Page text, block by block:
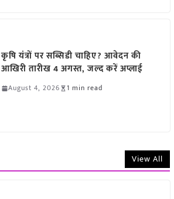
कृषि यंत्रों पर सब्सिडी चाहिए? आवेदन की
आखिरी तारीख 4 अगस्त, जल्द करें अप्लाई
August 4, 2026 1 min read
View All